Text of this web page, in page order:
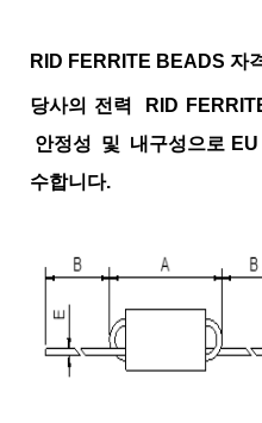
RID FERRITE BEADS 자
당사의 전력 RID
안정성 및 내구성으로 EU
수합니다.